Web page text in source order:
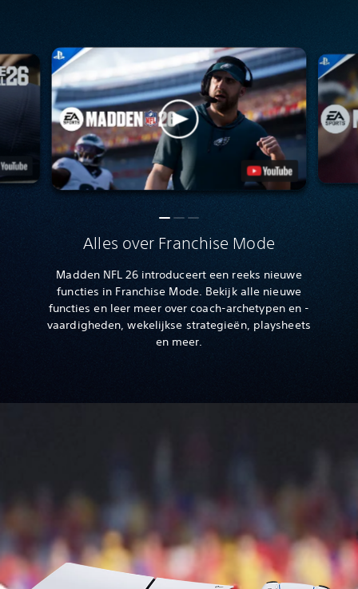
Alles over Franchise Mode
Madden NFL 26 introduceert een reeks nieuwe
functies in Franchise Mode. Bekijk alle nieuwe
functies en leer meer over coach-archetypen en -
vaardigheden, wekelijkse strategieën, playsheets
en meer.